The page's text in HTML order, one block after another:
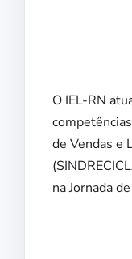
O IEL-RN
de Vendas e
na Jornada